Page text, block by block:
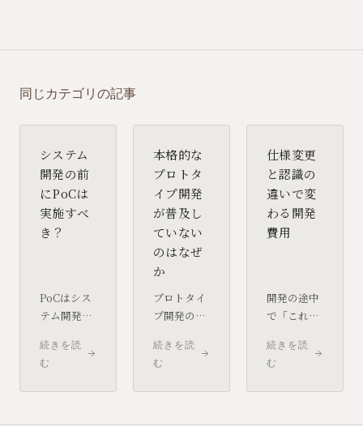
同じカテゴリの記事
システム
開発の前
にPoCは
実施すべ
き？
PoCはシス
テム開発の
する検証プ
ロセスで
実施されて
続きを読
む
本格的な
プロトタ
イプ開発
が普及し
ていない
のはなぜ
か
プロトタイ
プ開発の有
認められて
いるにもか
現場ではま
続きを読
む
仕様変更
と認識の
違いで変
わる開発
費用
開発の途中
で「これは
ので追加費
用が発生し
した経験を
続きを読
む